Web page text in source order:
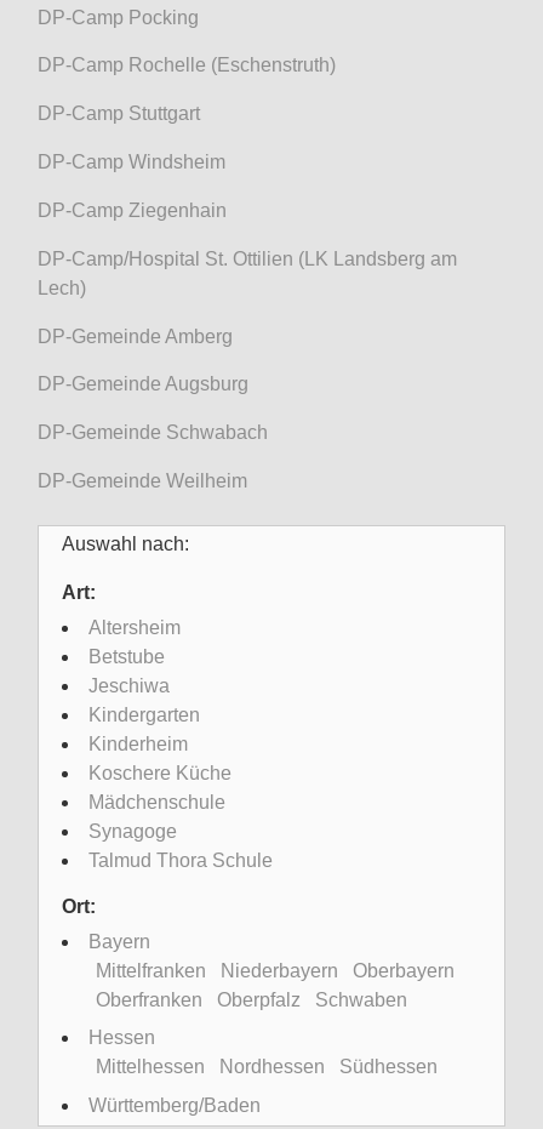
DP-Camp Pocking
DP-Camp Rochelle (Eschenstruth)
DP-Camp Stuttgart
DP-Camp Windsheim
DP-Camp Ziegenhain
DP-Camp/Hospital St. Ottilien (LK Landsberg am
Lech)
DP-Gemeinde Amberg
DP-Gemeinde Augsburg
DP-Gemeinde Schwabach
DP-Gemeinde Weilheim
Auswahl nach:
Art:
Altersheim
Betstube
Jeschiwa
Kindergarten
Kinderheim
Koschere Küche
Mädchenschule
Synagoge
Talmud Thora Schule
Ort:
Bayern
Mittelfranken
Niederbayern
Oberbayern
Oberfranken
Oberpfalz
Schwaben
Hessen
Mittelhessen
Nordhessen
Südhessen
Württemberg/Baden